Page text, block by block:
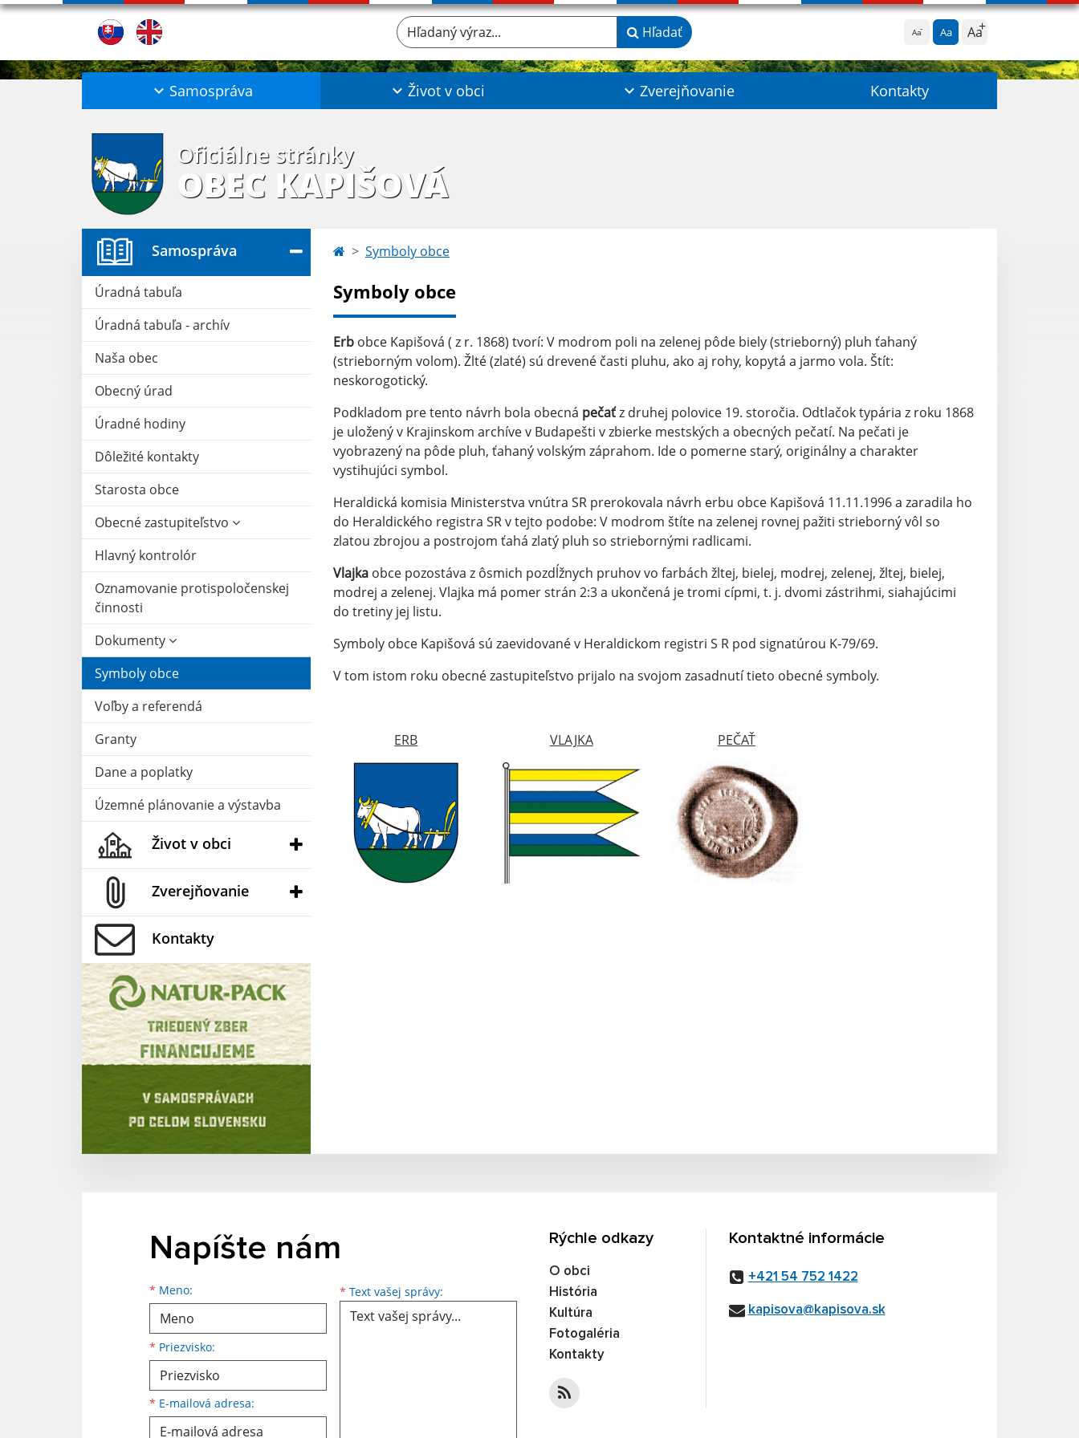
Aa Aa Aa
Hľadaný výraz... Hľadať
Samospráva Život v obci Zverejňovanie Kontakty
Oficiálne stránky
OBEC KAPIŠOVÁ
Samospráva
Úradná tabuľa
Úradná tabuľa - archív
Naša obec
Obecný úrad
Úradné hodiny
Dôležité kontakty
Starosta obce
Obecné zastupiteľstvo
Hlavný kontrolór
Oznamovanie protispoločenskej
činnosti
Dokumenty
Symboly obce
Voľby a referendá
Granty
Dane a poplatky
Územné plánovanie a výstavba
Život v obci
Zverejňovanie
Kontakty
Symboly obce
Symboly obce
Erb obce Kapišová ( z r. 1868) tvorí: V modrom poli na zelenej pôde biely (strieborný) pluh ťahaný
(strieborným volom). Žlté (zlaté) sú drevené časti pluhu, ako aj rohy, kopytá a jarmo vola. Štít:
neskorogotický.
Podkladom pre tento návrh bola obecná pečaťz druhej polovice 19. storočia. Odtlačok typária z roku 1868
je uložený v Krajinskom archíve v Budapešti v zbierke mestských a obecných pečatí. Na pečati je
vyobrazený na pôde pluh, ťahaný volským záprahom. Ide o pomerne starý, originálny a charakter
vystihujúci symbol.
Heraldická komisia Ministerstva vnútra SR prerokovala návrh erbu obce Kapišová 11.11.1996 a zaradila ho
do Heraldického registra SR v tejto podobe: V modrom štíte na zelenej rovnej pažiti strieborný vôl so
zlatou zbrojou a postrojom ťahá zlatý pluh so striebornými radlicami.
Vlajka obce pozostáva z ôsmich pozdĺžnych pruhov vo farbách žltej, bielej, modrej, zelenej, žltej, bielej,
modrej a zelenej. Vlajka má pomer strán 2:3 a ukončená je tromi cípmi, t. j. dvomi zástrihmi, siahajúcimi
do tretiny jej listu.
Symboly obce Kapišová sú zaevidované v Heraldickom registri S R pod signatúrou K-79/69.
V tom istom roku obecné zastupiteľstvo prijalo na svojom zasadnutí tieto obecné symboly.
ERB VLAJKA PEČAŤ
Napíšte nám
* Meno:
Meno
* Priezvisko:
Priezvisko
* E-mailová adresa:
E-mailová adresa * Text vašej správy: Text vašej správy...
Rýchle odkazy
O obci
História
Kultúra
Fotogaléria
Kontakty
Kontaktné informácie
+421 54 752 1422
kapisova@kapisova.sk